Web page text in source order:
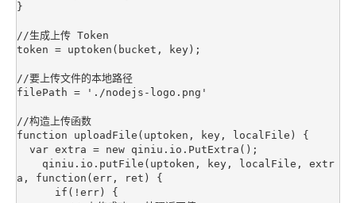
}
//生成上传 Token
token = uptoken(bucket, key);
//要上传文件的本地路径
filePath = './nodejs-logo.png'
//构造上传函数
function uploadFile(uptoken, key, localFile) {
a, function(err, ret) {